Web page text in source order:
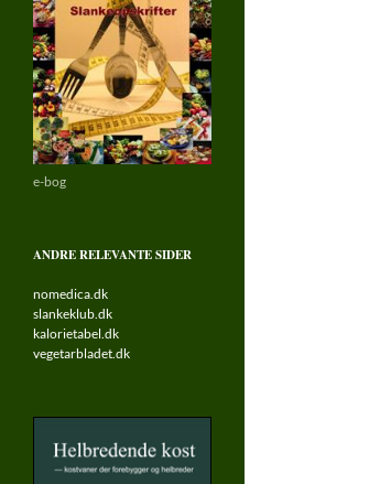
e-bog
ANDRE RELEVANTE SIDER
nomedica.dk
slankeklub.dk
kalorietabel.dk
vegetarbladet.dk